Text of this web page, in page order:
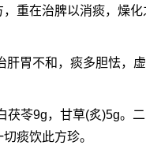
重在治脾以消痰，燥
胃不和，痰多胆怯，
苓9g，甘草(炙)5g。
痰饮此方珍。